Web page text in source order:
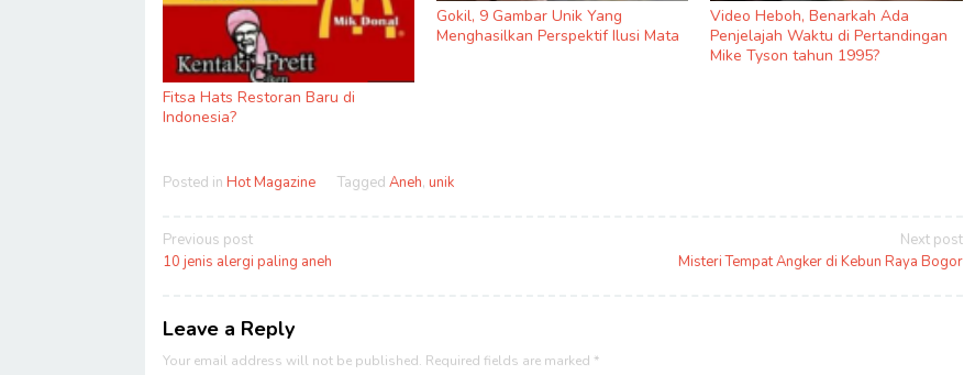
Fitsa Hats Restoran Baru di
Indonesia?
Gokil, 9 Gambar Unik Yang
Menghasilkan Perspektif Ilusi Mata
Video Heboh, Benarkah Ada
Penjelajah Waktu di Pertandingan
Mike Tyson tahun 1995?
Posted in Hot Magazine Tagged Aneh, unik
Post
navigation
Previous post
10 jenis alergi paling aneh
Next post
Misteri Tempat Angker di Kebun Raya Bogor
Leave a Reply
Your email address will not be published. Required fields are marked *